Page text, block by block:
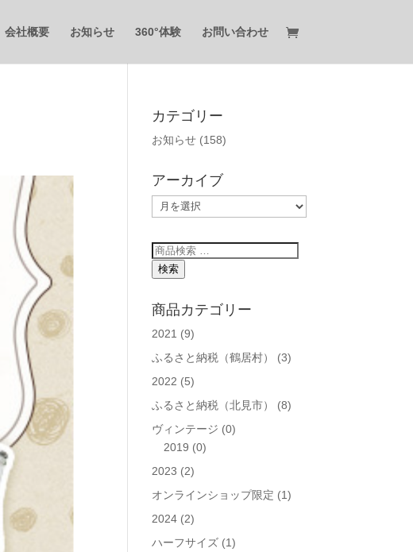
会社概要 お知らせ 360°体験 お問い合わせ
カテゴリー
お知らせ (158)
アーカイブ
ア
ー
カ
イ
ブ
検
索
象:
検索
商品カテゴリー
2021 (9)
ふるさと納税（鶴居村）
(3)
2022 (5)
ふるさと納税（北見市）
(8)
ヴィンテージ (0)
2019 (0)
2023 (2)
オンラインショップ限定 (1)
2024 (2)
ハーフサイズ (1)